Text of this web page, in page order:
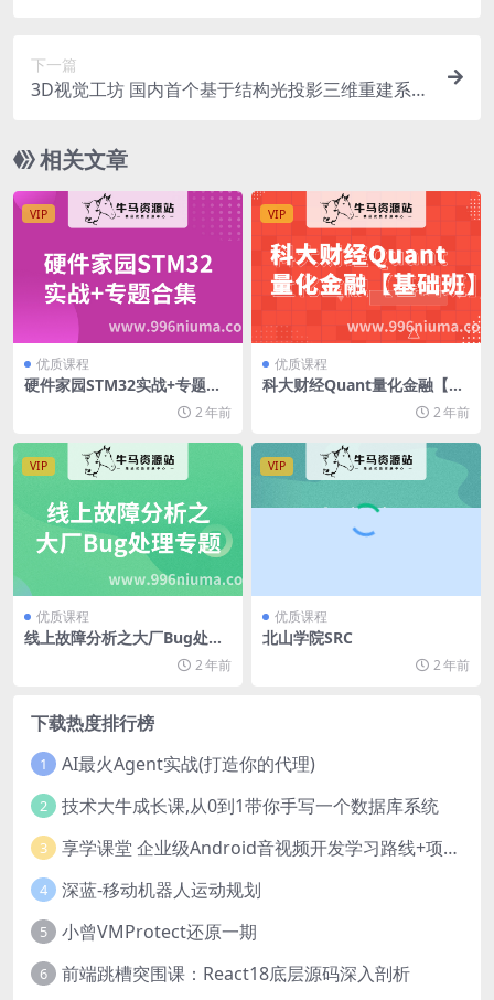
下一篇
3D视觉工坊 国内首个基于结构光投影三维重建系列
相关文章
VIP
优质课程
硬件家园STM32实战+专题合
2 年前
VIP
优质课程
科大财经Quant量化金融【基
2 年前
VIP
优质课程
线上故障分析之大厂Bug处理
2 年前
VIP
优质课程
北山学院SRC
2 年前
下载热度排行榜
1 AI最火Agent实战(打造你的代理)
2 技术大牛成长课,从0到1带你手写一个数据库系统
3 享学课堂 企业级Android音视频开发学习路线+项目实战（附源码）
4 深蓝-移动机器人运动规划
5 小曾VMProtect还原一期
6 前端跳槽突围课：React18底层源码深入剖析